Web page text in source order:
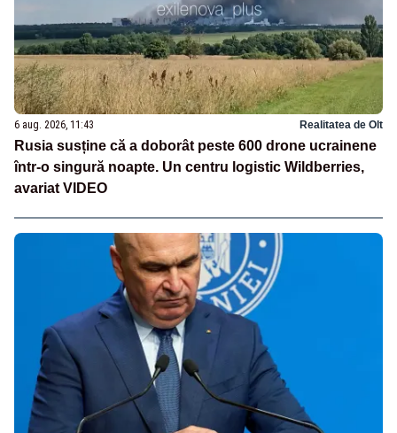
6 aug. 2026, 11:43 Realitatea de Olt
Rusia susține că a doborât peste 600 drone ucrainene
într-o singură noapte. Un centru logistic Wildberries,
avariat VIDEO